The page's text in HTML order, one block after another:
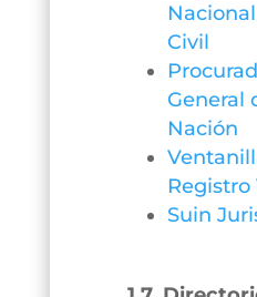
Civil
General
Nación
Registro
Suin